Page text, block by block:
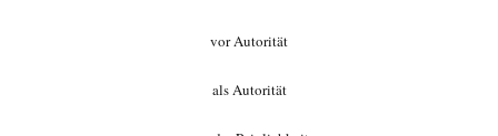
vor Autorität
als Autorität